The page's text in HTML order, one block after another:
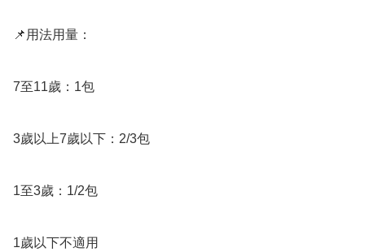
📌用法用量：
7至11歲：1包
3歲以上7歲以下：2/3包
1至3歲：1/2包
1歲以下不適用